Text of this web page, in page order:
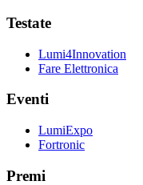
Testate
Lumi4Innovation
Fare Elettronica
Eventi
LumiExpo
Fortronic
Premi